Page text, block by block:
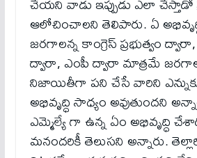
ఆలోచించాలని తెలిపారు. ఏ
జరగాలన్న కాంగ్రెస్ ప్రభుత్వం
ద్వారా, ఎంపీ ద్వారా మాత్రమే
నిజాయితీగా పని చేసే వారిని
అభివృద్ధి సాధ్యం అవుతుందని
ఎమ్మెల్యే గా ఉన్న ఏం అభివృద్ధి
మనందరికీ తెలుసని అన్నారు.